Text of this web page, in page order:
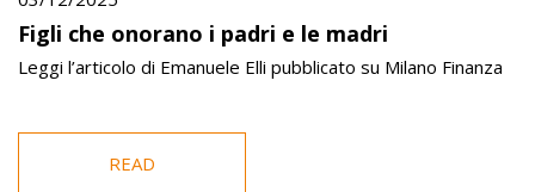
Figli che onorano i padri e le madri
Leggi l’articolo di Emanuele Elli pubblicato su Milano Finanza
READ